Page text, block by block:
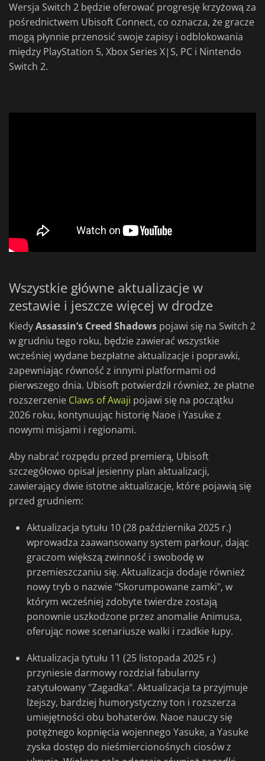
Wersja Switch 2 będzie oferować progresję krzyżową za
pośrednictwem Ubisoft Connect, co oznacza, że gracze
mogą płynnie przenosić swoje zapisy i odblokowania
między PlayStation 5, Xbox Series X|S, PC i Nintendo
Switch 2.
Wszystkie główne aktualizacje w
zestawie i jeszcze więcej w drodze
KiedyAssassin’s Creed Shadows pojawi się na Switch 2
w grudniu tego roku, będzie zawierać wszystkie
wcześniej wydane bezpłatne aktualizacje i poprawki,
zapewniając równość z innymi platformami od
pierwszego dnia. Ubisoft potwierdził również, że płatne
rozszerzenie Claws of Awaji pojawi się na początku
2026 roku, kontynuując historię Naoe i Yasuke z
nowymi misjami i regionami.
Aby nabrać rozpędu przed premierą, Ubisoft
szczegółowo opisał jesienny plan aktualizacji,
zawierający dwie istotne aktualizacje, które pojawią się
przed grudniem:
Aktualizacja tytułu 10 (28 października 2025 r.)
wprowadza zaawansowany system parkour, dając
graczom większą zwinność i swobodę w
przemieszczaniu się. Aktualizacja dodaje również
nowy tryb o nazwie "Skorumpowane zamki", w
którym wcześniej zdobyte twierdze zostają
ponownie uszkodzone przez anomalie Animusa,
oferując nowe scenariusze walki i rzadkie łupy.
Aktualizacja tytułu 11 (25 listopada 2025 r.)
przyniesie darmowy rozdział fabularny
zatytułowany "Zagadka". Aktualizacja ta przyjmuje
lżejszy, bardziej humorystyczny ton i rozszerza
umiejętności obu bohaterów. Naoe nauczy się
potężnego kopnięcia wojennego Yasuke, a Yasuke
zyska dostęp do nieśmiercionośnych ciosów z